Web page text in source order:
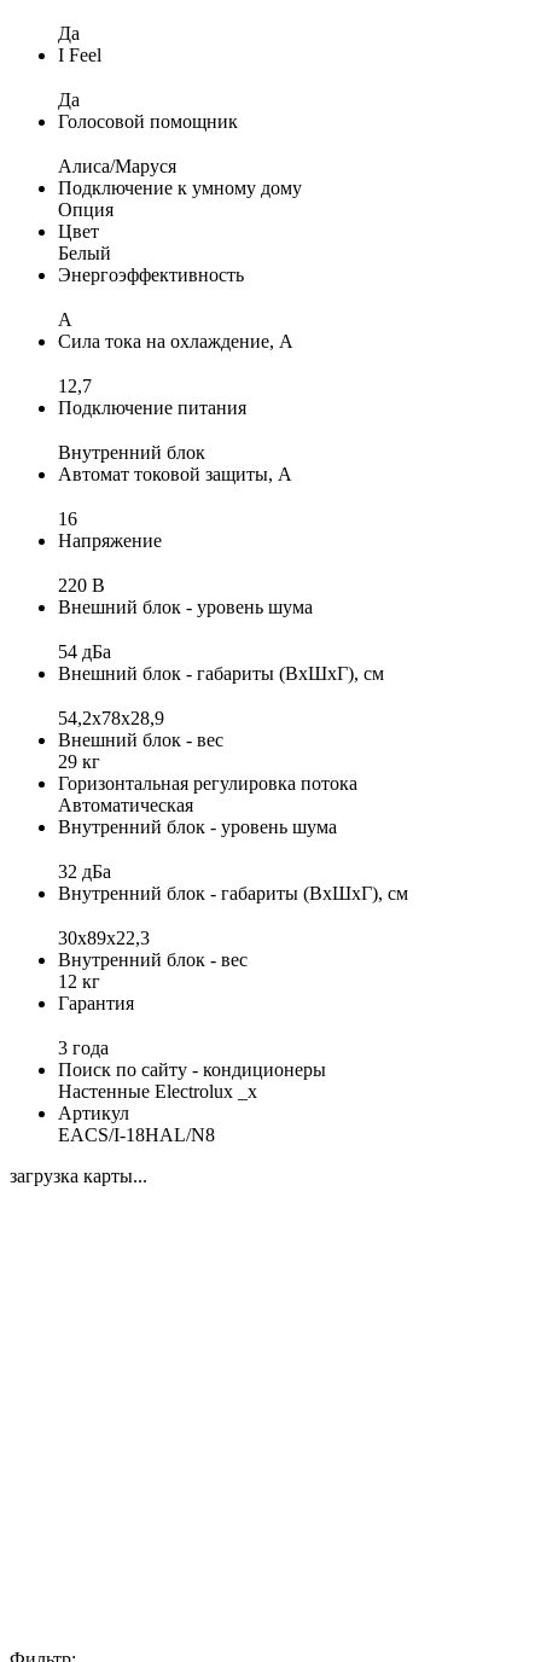
Да
I Feel
Да
Голосовой помощник
Алиса/Маруся
Подключение к умному дому
Опция
Цвет
Белый
Энергоэффективность
A
Сила тока на охлаждение, А
12,7
Подключение питания
Внутренний блок
Автомат токовой защиты, А
16
Напряжение
220 В
Внешний блок - уровень шума
54 дБа
Внешний блок - габариты (ВхШхГ), см
54,2x78x28,9
Внешний блок - вес
29 кг
Горизонтальная регулировка потока
Автоматическая
Внутренний блок - уровень шума
32 дБа
Внутренний блок - габариты (ВхШхГ), см
30x89x22,3
Внутренний блок - вес
12 кг
Гарантия
3 года
Поиск по сайту - кондиционеры
Настенные Electrolux _x
Артикул
EACS/I-18HAL/N8
загрузка карты...